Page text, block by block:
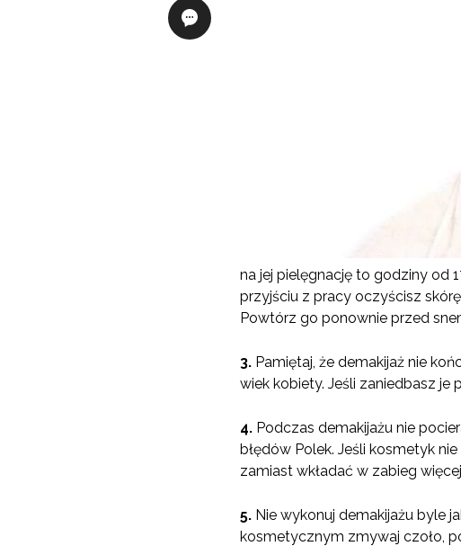
na jej pielęgnację to godziny od
przyjściu z pracy oczyścisz
Powtórz go ponownie przed
3. Pamiętaj, że demakijaż nie
wiek kobiety. Jeśli zaniedbasz je
4. Podczas demakijażu nie
błędów Polek. Jeśli kosmetyk
zamiast wkładać w zabieg więcej
5. Nie wykonuj demakijażu byle
kosmetycznym zmywaj czoło,